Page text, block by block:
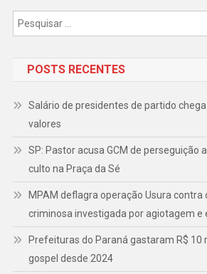
POSTS RECENTES
Salário de presidentes de partido chega
valores
SP: Pastor acusa GCM de perseguição
culto na Praça da Sé
MPAM deflagra operação Usura contra
criminosa investigada por agiotagem e
Prefeituras do Paraná gastaram R$ 10
gospel desde 2024